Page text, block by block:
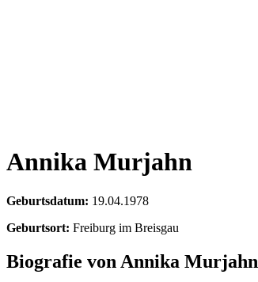
Annika Murjahn
Geburtsdatum: 19.04.1978
Geburtsort: Freiburg im Breisgau
Biografie von Annika Murjahn